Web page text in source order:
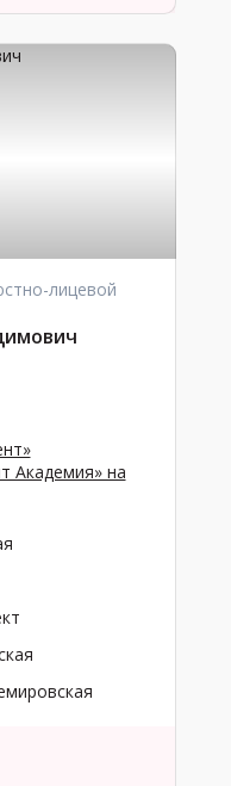
лицевой
Академия» на